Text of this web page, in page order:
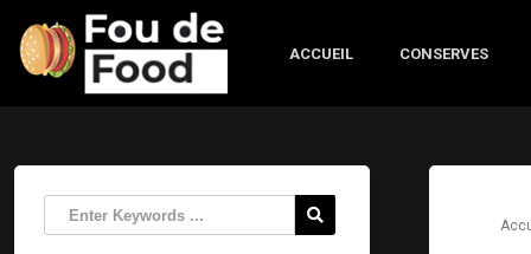
ACCUEIL CONSERVES